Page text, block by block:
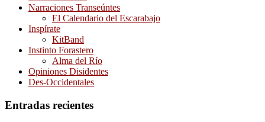
Narraciones Transeúntes
El Calendario del Escarabajo
Inspírate
KitBand
Instinto Forastero
Alma del Río
Opiniones Disidentes
Des-Occidentales
Entradas recientes